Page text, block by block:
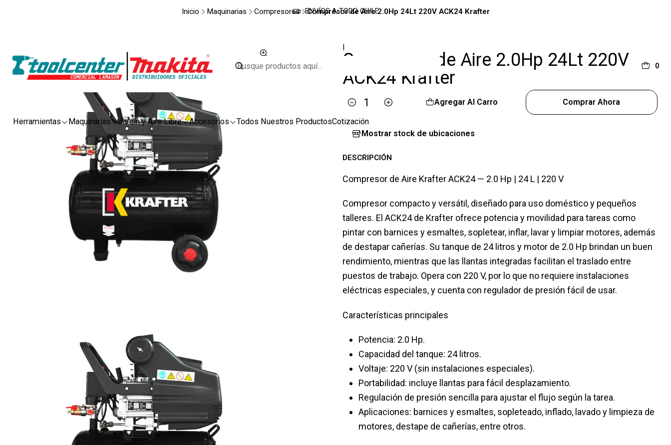
0
Herramientas Maquinarias Jardín y Aire Libre Accesorios Todos Nuestros ProductosCotización
ENVÍOS A TODO CHILE
Inicio Maquinarias Compresores Compresor de Aire 2.0Hp 24Lt 220V ACK24 Krafter
|
Compresor de Aire 2.0Hp 24Lt 220V
ACK24 Krafter
Cantidad
Agregar Al Carro Comprar Ahora
Mostrar stock de ubicaciones
DESCRIPCIÓN
Compresor de Aire Krafter ACK24 — 2.0 Hp | 24 L | 220 V
Compresor compacto y versátil, diseñado para uso doméstico y pequeños
talleres. El ACK24 de Krafter ofrece potencia y movilidad para tareas como
pintar con barnices y esmaltes, sopletear, inflar, lavar y limpiar motores, además
de destapar cañerías. Su tanque de 24 litros y motor de 2.0 Hp brindan un buen
rendimiento, mientras que las llantas integradas facilitan el traslado entre
puestos de trabajo. Opera con 220 V, por lo que no requiere instalaciones
eléctricas especiales, y cuenta con regulador de presión fácil de usar.
Características principales
Potencia: 2.0 Hp.
Capacidad del tanque: 24 litros.
Voltaje: 220 V (sin instalaciones especiales).
Portabilidad: incluye llantas para fácil desplazamiento.
Regulación de presión sencilla para ajustar el flujo según la tarea.
Aplicaciones: barnices y esmaltes, sopleteado, inflado, lavado y limpieza de
motores, destape de cañerías, entre otros.